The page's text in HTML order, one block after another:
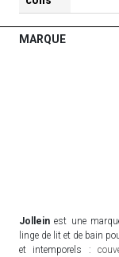
MARQUE
Jolleinest une
linge de lit et de bain
et intemporels :